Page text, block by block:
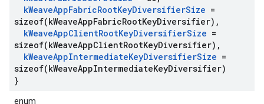
kWeaveAppFabricRootKeyDiversifierSize =
sizeof(kWeaveAppFabricRootKeyDiversifier) ,
kWeaveAppClientRootKeyDiversifierSize =
sizeof(kWeaveAppClientRootKeyDiversifier) ,
kWeaveAppIntermediateKeyDiversifierSize =
sizeof(kWeaveAppIntermediateKeyDiversifier)
}
enum